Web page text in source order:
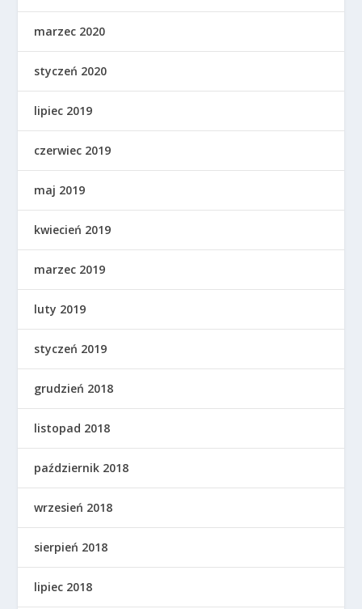
marzec 2020
styczeń 2020
lipiec 2019
czerwiec 2019
maj 2019
kwiecień 2019
marzec 2019
luty 2019
styczeń 2019
grudzień 2018
listopad 2018
październik 2018
wrzesień 2018
sierpień 2018
lipiec 2018